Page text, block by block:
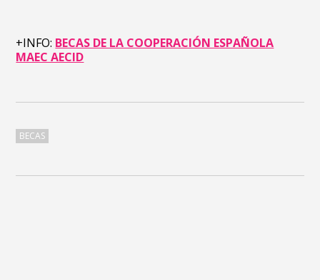
+INFO: BECAS DE LA COOPERACIÓN ESPAÑOLA
MAEC AECID
BECAS